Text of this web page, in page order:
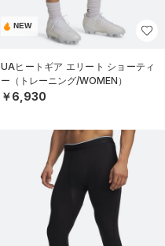
NEW
UAヒートギア エリート ショーティ
ー（トレーニング/WOMEN）
￥6,930